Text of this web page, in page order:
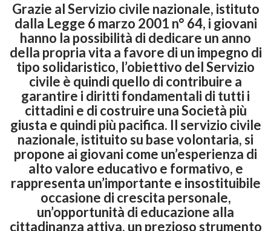
Grazie al Servizio civile nazionale, istituto
dalla Legge 6 marzo 2001 n° 64, i giovani
hanno la possibilità di dedicare un anno
della propria vita a favore di un impegno di
tipo solidaristico, l’obiettivo del Servizio
civile è quindi quello di contribuire a
garantire i diritti fondamentali di tutti i
cittadini e di costruire una Società più
giusta e quindi più pacifica. Il servizio civile
nazionale, istituito su base volontaria, si
propone ai giovani come un’esperienza di
alto valore educativo e formativo, e
rappresenta un’importante e insostituibile
occasione di crescita personale,
un’opportunità di educazione alla
cittadinanza attiva, un prezioso strumento